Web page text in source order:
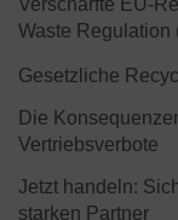
Verschärfte EU-
Waste Regulation
Gesetzliche
Die
Vertriebsverbote
Jetzt handeln:
starken Partner